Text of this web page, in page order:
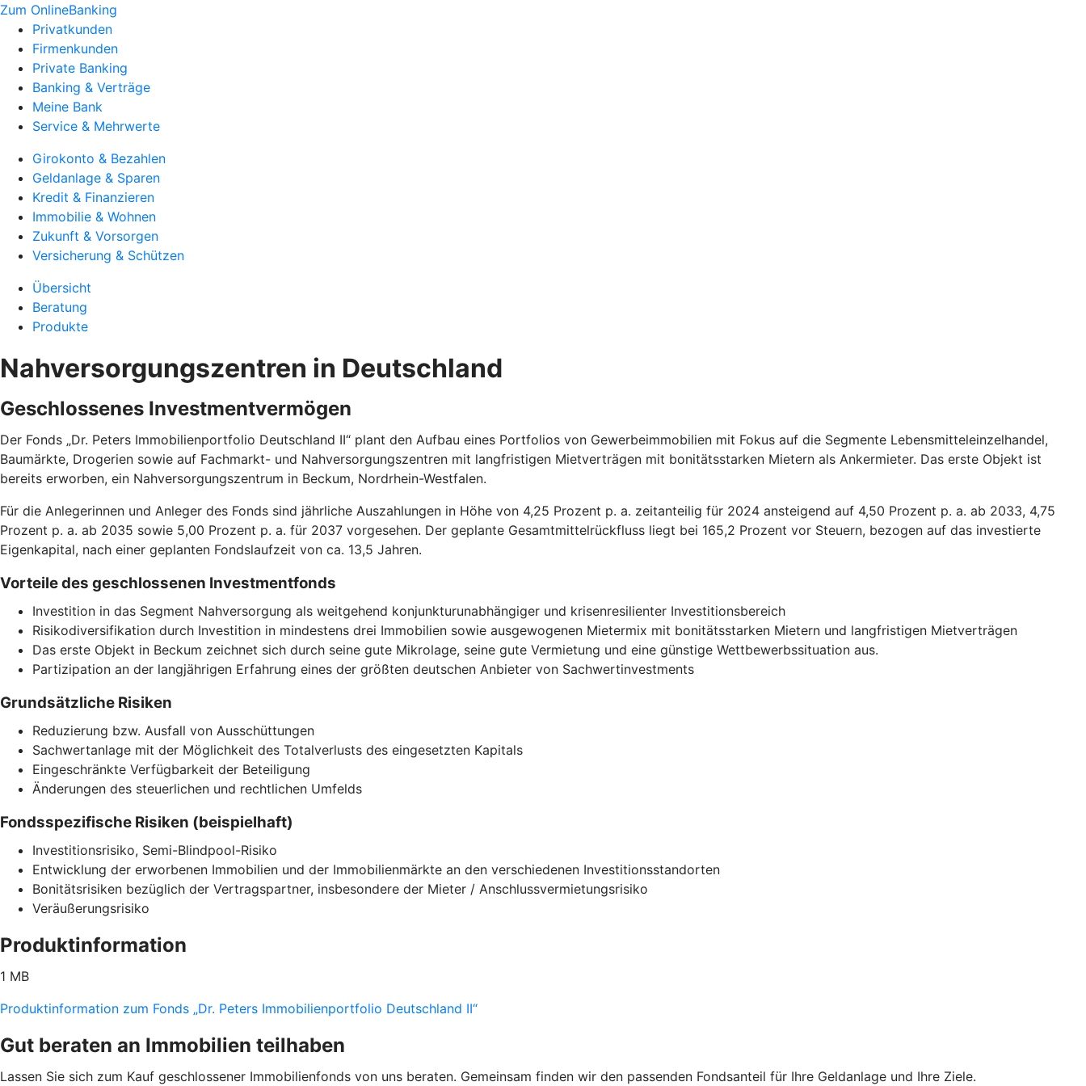
Zum OnlineBanking
Privatkunden
Firmenkunden
Private Banking
Banking & Verträge
Meine Bank
Service & Mehrwerte
Girokonto & Bezahlen
Geldanlage & Sparen
Kredit & Finanzieren
Immobilie & Wohnen
Zukunft & Vorsorgen
Versicherung & Schützen
Übersicht
Beratung
Produkte
Nahversorgungszentren in Deutschland
Geschlossenes Investmentvermögen
Der Fonds „Dr. Peters Immobilienportfolio Deutschland II“ plant den Aufbau eines Portfolios von Gewerbeimmobilien mit Fokus auf die Segmente Lebensmitteleinzelhandel,
Baumärkte, Drogerien sowie auf Fachmarkt- und Nahversorgungszentren mit langfristigen Mietverträgen mit bonitätsstarken Mietern als Ankermieter. Das erste Objekt ist
bereits erworben, ein Nahversorgungszentrum in Beckum, Nordrhein-Westfalen.
Für die Anlegerinnen und Anleger des Fonds sind jährliche Auszahlungen in Höhe von 4,25 Prozent p. a. zeitanteilig für 2024 ansteigend auf 4,50 Prozent p. a. ab 2033, 4,75
Prozent p. a. ab 2035 sowie 5,00 Prozent p. a. für 2037 vorgesehen. Der geplante Gesamtmittelrückfluss liegt bei 165,2 Prozent vor Steuern, bezogen auf das investierte
Eigenkapital, nach einer geplanten Fondslaufzeit von ca. 13,5 Jahren.
Vorteile des geschlossenen Investmentfonds
Investition in das Segment Nahversorgung als weitgehend konjunkturunabhängiger und krisenresilienter Investitionsbereich
Risikodiversifikation durch Investition in mindestens drei Immobilien sowie ausgewogenen Mietermix mit bonitätsstarken Mietern und langfristigen Mietverträgen
Das erste Objekt in Beckum zeichnet sich durch seine gute Mikrolage, seine gute Vermietung und eine günstige Wettbewerbssituation aus.
Partizipation an der langjährigen Erfahrung eines der größten deutschen Anbieter von Sachwertinvestments
Grundsätzliche Risiken
Reduzierung bzw. Ausfall von Ausschüttungen
Sachwertanlage mit der Möglichkeit des Totalverlusts des eingesetzten Kapitals
Eingeschränkte Verfügbarkeit der Beteiligung
Änderungen des steuerlichen und rechtlichen Umfelds
Fondsspezifische Risiken (beispielhaft)
Investitionsrisiko, Semi-Blindpool-Risiko
Entwicklung der erworbenen Immobilien und der Immobilienmärkte an den verschiedenen Investitionsstandorten
Bonitätsrisiken bezüglich der Vertragspartner, insbesondere der Mieter / Anschlussvermietungsrisiko
Veräußerungsrisiko
Produktinformation
1 MB
Produktinformation zum Fonds „Dr. Peters Immobilienportfolio Deutschland II“
Gut beraten an Immobilien teilhaben
Lassen Sie sich zum Kauf geschlossener Immobilienfonds von uns beraten. Gemeinsam finden wir den passenden Fondsanteil für Ihre Geldanlage und Ihre Ziele.